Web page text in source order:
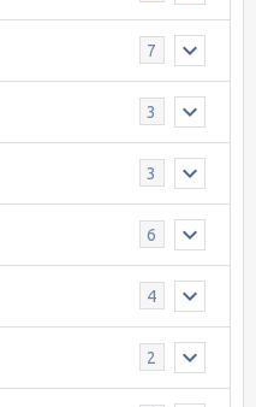
7
3
3
6
4
2